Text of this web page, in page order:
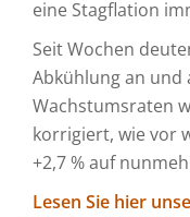
eine Stagflation
Seit Wochen
Abkühlung an
Wachstumsraten
korrigiert, wie vor
+2,7 % auf
Lesen Sie hier